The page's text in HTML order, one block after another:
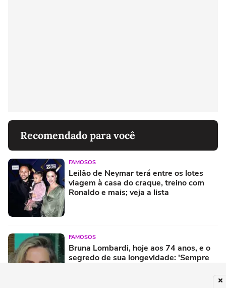
Recomendado para você
FAMOSOS
Leilão de Neymar terá entre os lotes
viagem à casa do craque, treino com
Ronaldo e mais; veja a lista
FAMOSOS
Bruna Lombardi, hoje aos 74 anos, e o
segredo de sua longevidade: 'Sempre